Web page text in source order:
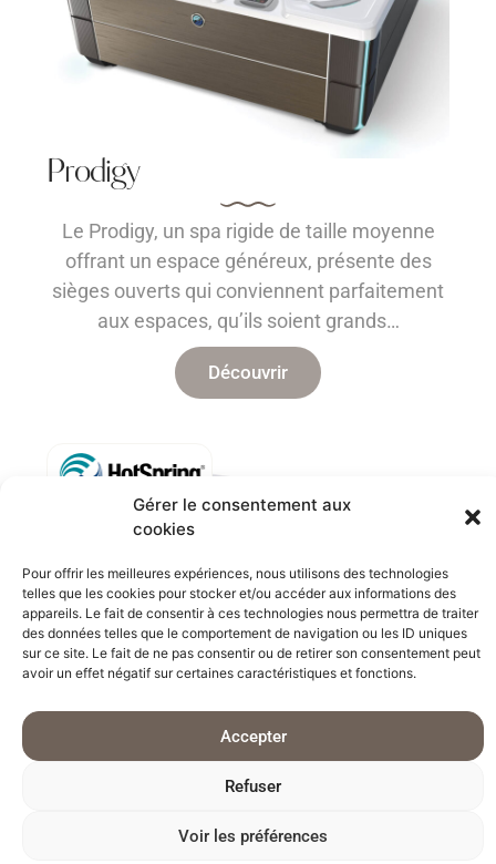
Gérer le consentement aux
cookies
Pour offrir les meilleures expériences, nous utilisons des technologies
telles que les cookies pour stocker et/ou accéder aux informations des
appareils. Le fait de consentir à ces technologies nous permettra de traiter
des données telles que le comportement de navigation ou les ID uniques
sur ce site. Le fait de ne pas consentir ou de retirer son consentement peut
avoir un effet négatif sur certaines caractéristiques et fonctions.
Accepter
Refuser
Voir les préférences
Prodigy
Le Prodigy, un spa rigide de taille moyenne
offrant un espace généreux, présente des
sièges ouverts qui conviennent parfaitement
aux espaces, qu’ils soient grands…
Découvrir
Jetsetter LX
dimensions compactes, offre toutes les